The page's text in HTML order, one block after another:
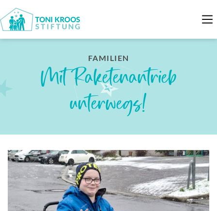
FAMILIEN
Mit Raketenantrieb
unterwegs!